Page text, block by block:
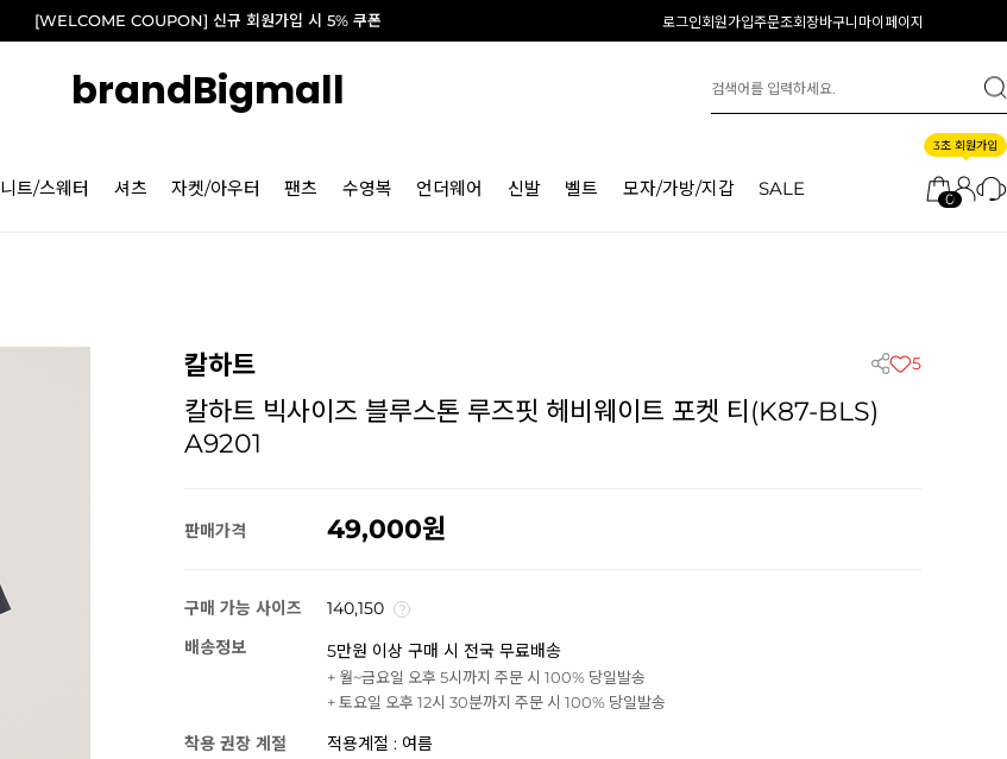
[WELCOME COUPON] 신규 회원가입 시 5% 쿠폰 로그인회원가입주문조회장바구니 마이페이지
brandBigmall
니트/스웨터 셔츠 자켓/아우터 팬츠 수영복 언더웨어 신발 벨트 모자/가방/지갑 SALE 0
3초 회원가입
칼하트 5
칼하트 빅사이즈 블루스톤 루즈핏 헤비웨이트 포켓 티(K87-BLS)
A9201
판매가격 49,000
구매 가능 사이즈
140,150
배송정보
5만원 이상 구매 시 전국 무료배송
+ 월~금요일 오후 5시까지 주문 시 100% 당일발송
+ 토요일 오후 12시 30분까지 주문 시 100% 당일발송
착용 권장 계절 적용계절 : 여름